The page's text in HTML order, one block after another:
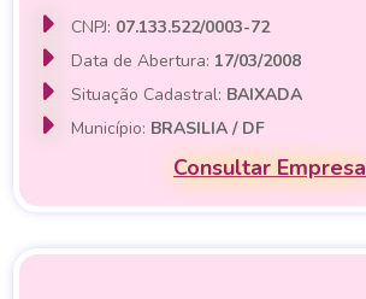
CNPJ: 07.133.522/0003-72
Data de Abertura: 17/03/2008
Situação Cadastral: BAIXADA
Município: BRASILIA / DF
Consultar Empresa